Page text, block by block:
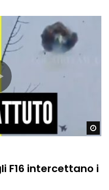
F16 intercettano i